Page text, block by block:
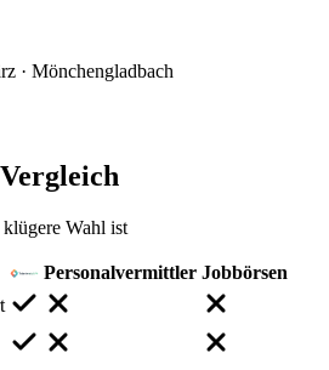
· Mönchengladbach
Vergleich
Wahl ist
Personalvermittler Jobbörsen